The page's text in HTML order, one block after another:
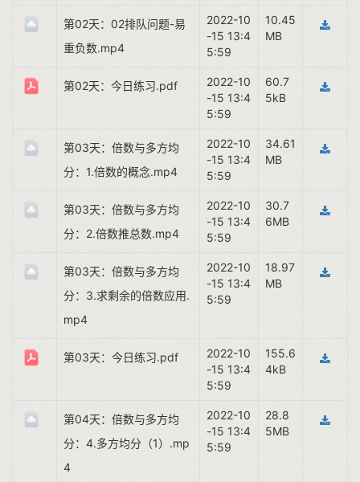
第02天：02排队问题-易
重负数.mp4
2022-10
-15 13:4
5:59
10.45
MB
第02天：今日练习.pdf
2022-10
-15 13:4
5:59
60.7
5kB
第03天：倍数与多方均
分：1.倍数的概念.mp4
2022-10
-15 13:4
5:59
34.61
MB
第03天：倍数与多方均
分：2.倍数推总数.mp4
2022-10
-15 13:4
5:59
30.7
6MB
第03天：倍数与多方均
分：3.求剩余的倍数应用.
mp4
2022-10
-15 13:4
5:59
18.97
MB
第03天：今日练习.pdf
2022-10
-15 13:4
5:59
155.6
4kB
第04天：倍数与多方均
分：4.多方均分（1）.mp
4
2022-10
-15 13:4
5:59
28.8
5MB